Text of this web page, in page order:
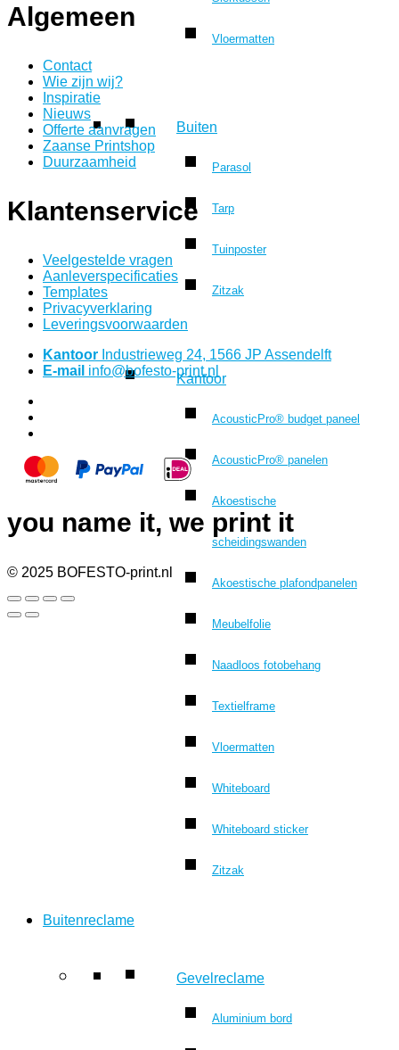
Vloermatten
Buiten
Parasol
Tarp
Tuinposter
Zitzak
Kantoor
AcousticPro® budget paneel
AcousticPro® panelen
Akoestische
scheidingswanden
Akoestische plafondpanelen
Meubelfolie
Naadloos fotobehang
Textielframe
Vloermatten
Whiteboard
Whiteboard sticker
Zitzak
Buitenreclame
Gevelreclame
Aluminium bord
Algemeen
Contact
Wie zijn wij?
Inspiratie
Nieuws
Offerte aanvragen
Zaanse Printshop
Duurzaamheid
Klantenservice
Veelgestelde vragen
Aanleverspecificaties
Templates
Privacyverklaring
Leveringsvoorwaarden
Kantoor Industrieweg 24, 1566 JP Assendelft
E-mail info@bofesto-print.nl
you name it, we print it
© 2025 BOFESTO-print.nl